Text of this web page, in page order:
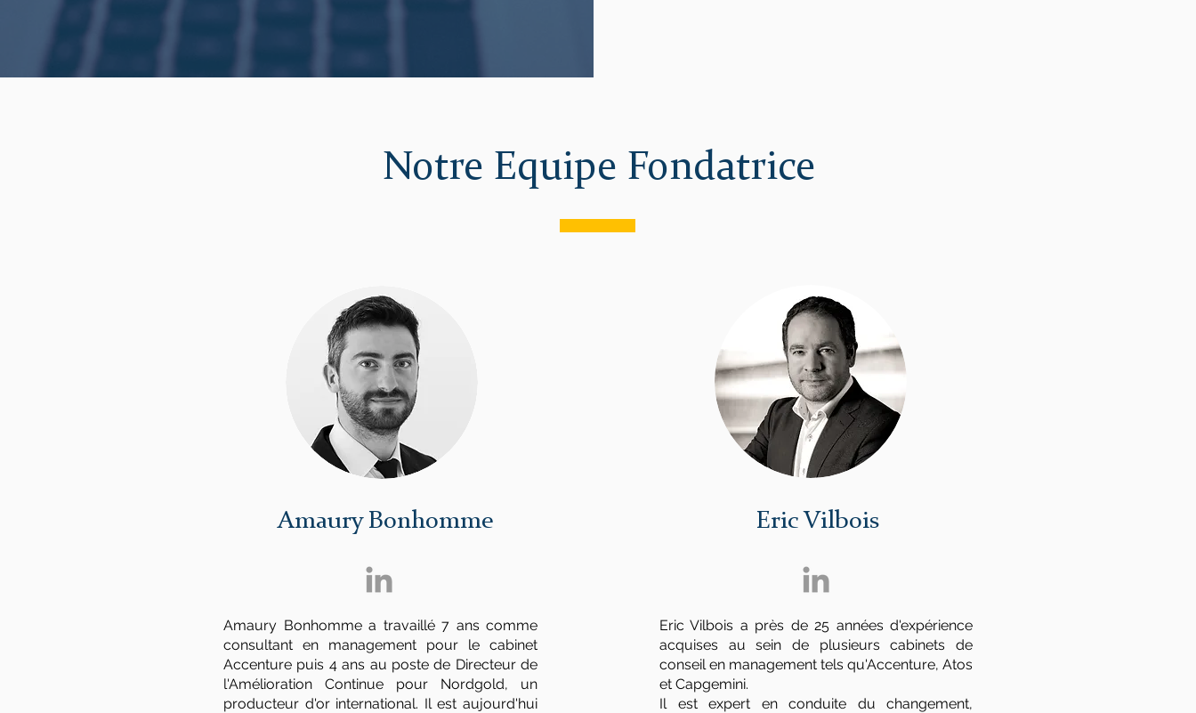
Notre Equipe Fondatrice
Amaury Bonhomme
Amaury Bonhomme a travaillé 7 ans comme
consultant en management pour le cabinet
Accenture puis 4 ans au poste de Directeur de
l'Amélioration Continue pour Nordgold, un
producteur d'or international. Il est aujourd'hui
Eric Vilbois
Eric Vilbois a près de 25 années d'expérience
acquises au sein de plusieurs cabinets de
conseil en management tels qu'Accenture, Atos
et Capgemini.
Il est expert en conduite du changement,